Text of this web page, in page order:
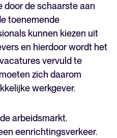
de schaarste aan
toenemende
kunnen kiezen uit
en hierdoor wordt het
vervuld te
zich daarom
werkgever.
arbeidsmarkt.
eenrichtingsverkeer.